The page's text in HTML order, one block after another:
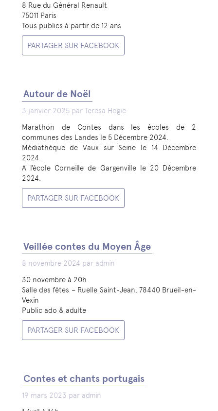
8 Rue du Général Renault
75011 Paris
Tous publics à partir de 12 ans
PARTAGER SUR FACEBOOK
Autour de Noël
3 janvier 2025 par Teresa Hogie
Marathon de Contes dans les écoles de 2
communes des Landes le 5 Décembre 2024.
Médiathèque de Vaux sur Seine le 14 Décembre
2024.
A l’école Corneille de Gargenville le 20 Décembre
2024.
PARTAGER SUR FACEBOOK
Veillée contes du Moyen Âge
8 novembre 2024 par admin
30 novembre à 20h
Salle des fêtes – Ruelle Saint-Jean, 78440 Brueil-en-
Vexin
Public ado & adulte
PARTAGER SUR FACEBOOK
Contes et chants portugais
19 mars 2023 par admin